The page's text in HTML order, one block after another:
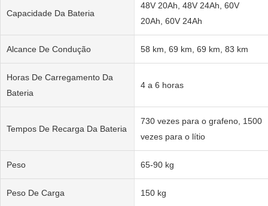
Capacidade Da Bateria
48V 20Ah, 48V 24Ah, 60V
20Ah, 60V 24Ah
Alcance De Condução 58 km, 69 km, 69 km, 83 km
Horas De Carregamento Da
Bateria
4 a 6 horas
Tempos De Recarga Da Bateria
730 vezes para o grafeno, 1500
vezes para o lítio
Peso 65-90 kg
Peso De Carga 150 kg